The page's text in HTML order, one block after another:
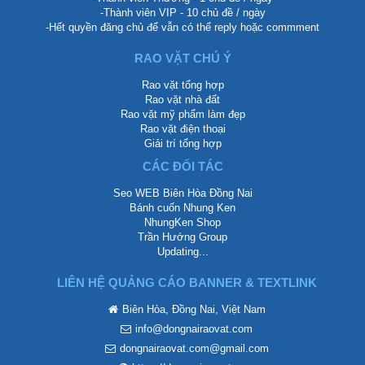
-Thành viên VIP - 10 chủ đề / ngày
-Hết quyền đăng chủ để vẫn có thể reply hoặc commment
RAO VẶT CHÚ Ý
Rao vặt tổng hợp
Rao vặt nhà đất
Rao vặt mỹ phẩm làm đẹp
Rao vặt điện thoại
Giải trí tổng hợp
CÁC ĐỐI TÁC
Seo WEB Biên Hòa Đồng Nai
Bánh cuốn Nhung Ken
NhungKen Shop
Trần Hướng Group
Updating...
LIÊN HỆ QUẢNG CÁO BANNER & TEXTLINK
Biên Hòa, Đồng Nai, Việt Nam
info@dongnairaovat.com
dongnairaovat.com@gmail.com